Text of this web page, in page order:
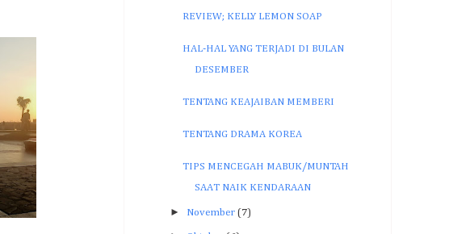
REVIEW; KELLY LEMON SOAP
HAL-HAL YANG TERJADI DI BULAN
DESEMBER
TENTANG KEAJAIBAN MEMBERI
TENTANG DRAMA KOREA
TIPS MENCEGAH MABUK/MUNTAH
SAAT NAIK KENDARAAN
► November (7)